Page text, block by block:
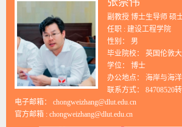
副教授 博士生导师 硕
任职 : 建设工程学院
性别： 男
毕业院校： 英国伦敦
学位： 博士
办公地点： 海岸与海
联系方式： 84708520
电子邮箱： chongweizhang@dlut.edu.cn
官方邮箱 : chongweizhang@dlut.edu.cn